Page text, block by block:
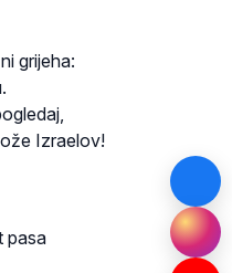
grijeha:
Izraelov!
pasa